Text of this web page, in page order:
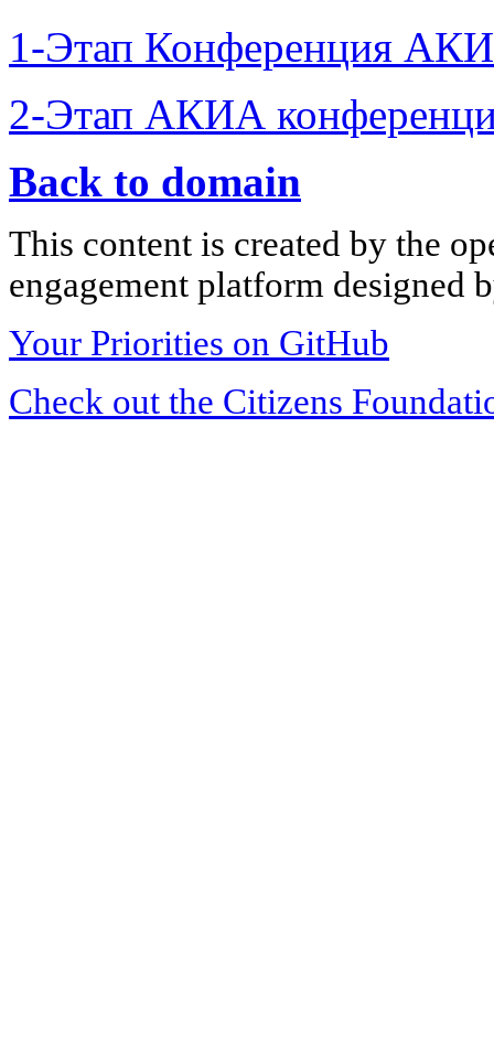
1-Этап Конференция
2-Этап АКИА
Back to domain
This content is created by the
engagement platform designed
Your Priorities on GitHub
Check out the Citizens